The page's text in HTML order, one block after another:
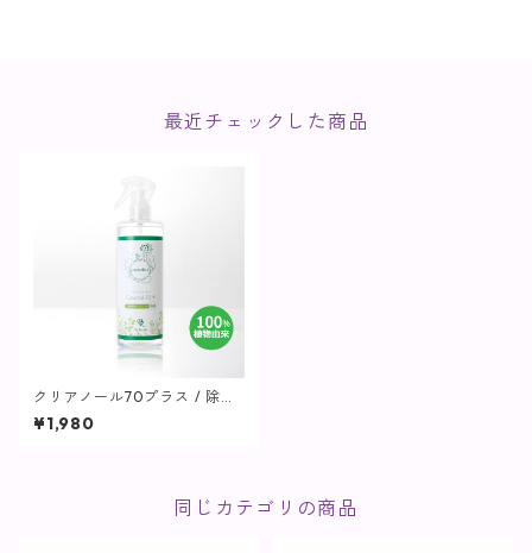
最近チェックした商品
クリアノール70プラス / 除菌
スプレー500mL【cocochia】
¥1,980
同じカテゴリの商品